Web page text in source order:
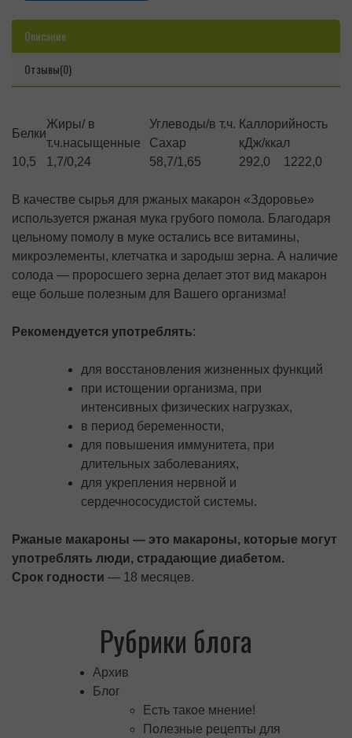
Описание
Отзывы(0)
Белки
Жиры/ в
т.ч.насыщенные
Углеводы/в т.ч.
Сахар
Каллорийность
кДж/ккал
10,5
1,7/0,24 58,7/1,65 292,0 1222,0
В качестве сырья для ржаных макарон «Здоровье»
используется ржаная мука грубого помола. Благодаря
цельному помолу в муке остались все витамины,
микроэлементы, клетчатка и зародыш зерна. А наличие
солода — проросшего зерна делает этот вид макарон
еще больше полезным для Вашего организма!
Рекомендуется употреблять:
для восстановления жизненных функций
при истощении организма, при
интенсивных физических нагрузках,
в период беременности,
для повышения иммунитета, при
длительных заболеваниях,
для укрепления нервной и
сердечнососудистой системы.
Ржаные макароны — это макароны, которые могут
употреблять люди, страдающие диабетом.
Срок годности — 18 месяцев.
Рубрики блога
Архив
Блог
Есть такое мнение!
Полезные рецепты для